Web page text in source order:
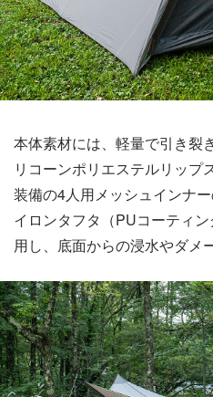
本体素材には、軽量で引き裂
リコーンポリエステルリップ
装備の4人用メッシュインナ
イロンタフタ（PUコーティ
用し、底面からの浸水やダメ